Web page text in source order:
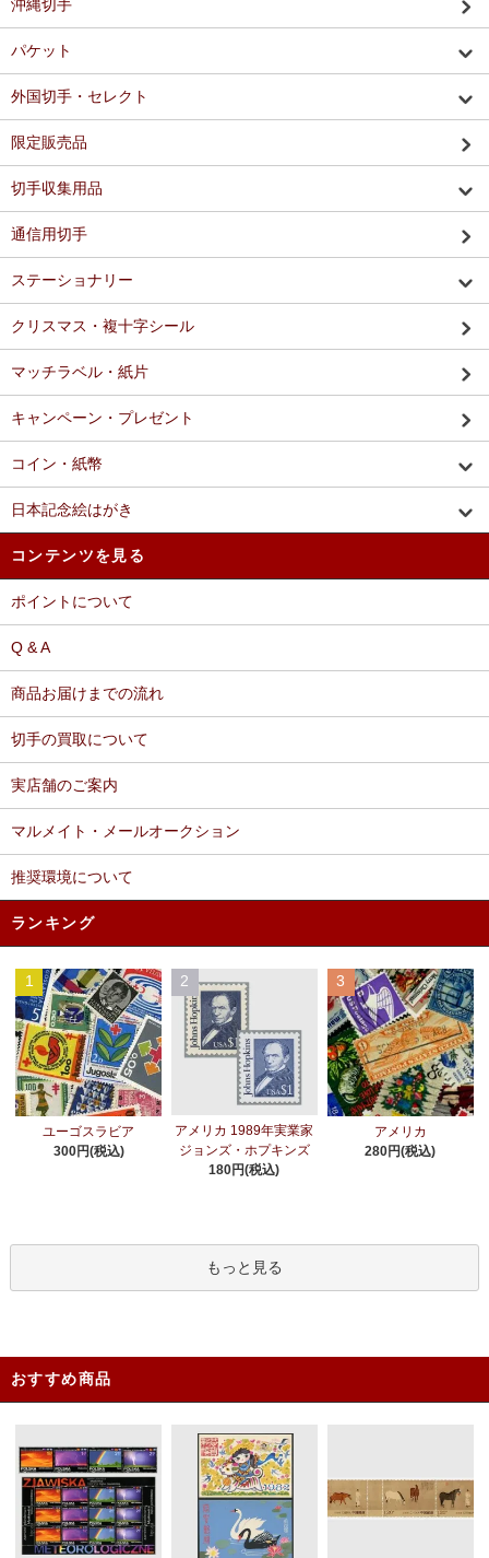
沖縄切手
パケット
外国切手・セレクト
限定販売品
切手収集用品
通信用切手
ステーショナリー
クリスマス・複十字シール
マッチラベル・紙片
キャンペーン・プレゼント
コイン・紙幣
日本記念絵はがき
コンテンツを見る
ポイントについて
Q & A
商品お届けまでの流れ
切手の買取について
実店舗のご案内
マルメイト・メールオークション
推奨環境について
ランキング
1
ユーゴスラビア
300円(税込)
2
アメリカ 1989年実業家
ジョンズ・ホプキンズ
180円(税込)
3
アメリカ
280円(税込)
もっと見る
おすすめ商品